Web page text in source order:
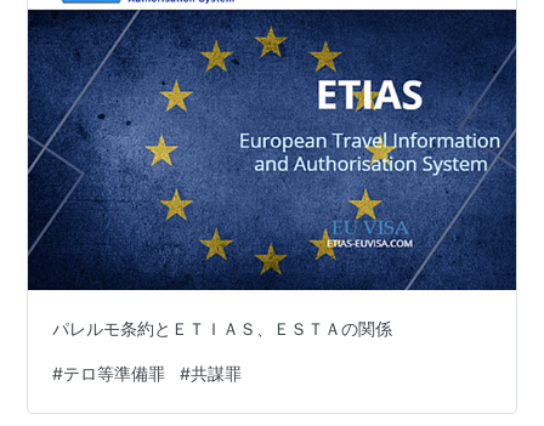
パレルモ条約とＥＴＩＡＳ、ＥＳＴＡの関係
#テロ等準備罪 #共謀罪